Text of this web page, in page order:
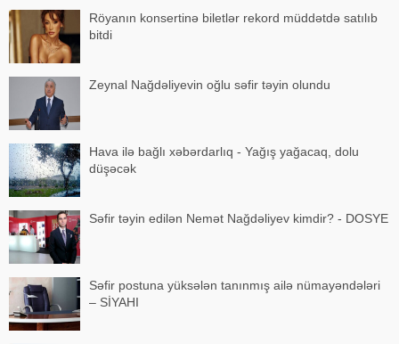
Röyanın konsertinə biletlər rekord müddətdə satılıb
bitdi
Zeynal Nağdəliyevin oğlu səfir təyin olundu
Hava ilə bağlı xəbərdarlıq - Yağış yağacaq, dolu
düşəcək
Səfir təyin edilən Nemət Nağdəliyev kimdir? - DOSYE
Səfir postuna yüksələn tanınmış ailə nümayəndələri
– SİYAHI